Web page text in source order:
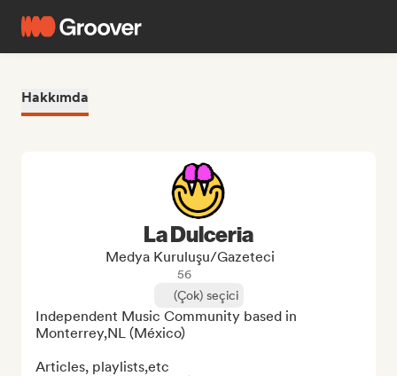
Hakkımda
La Dulceria
Medya Kuruluşu/Gazeteci
56
(Çok) seçici
Independent Music Community based in
Monterrey,NL (México)
Articles, playlists,etc